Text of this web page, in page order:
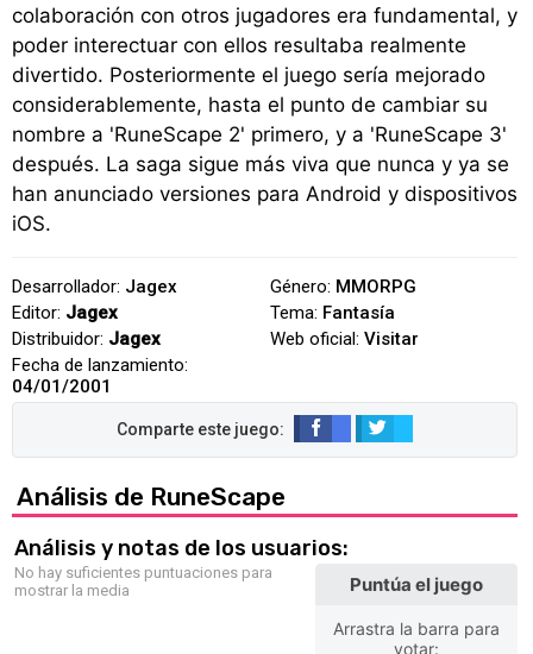
colaboración con otros jugadores era fundamental, y
poder interectuar con ellos resultaba realmente
divertido. Posteriormente el juego sería mejorado
considerablemente, hasta el punto de cambiar su
nombre a 'RuneScape 2' primero, y a 'RuneScape 3'
después. La saga sigue más viva que nunca y ya se
han anunciado versiones para Android y dispositivos
iOS.
Desarrollador: Jagex
Editor: Jagex
Distribuidor: Jagex
Fecha de lanzamiento:
04/01/2001
Género: MMORPG
Tema: Fantasía
Web oficial: Visitar
Análisis de RuneScape
Análisis y notas de los usuarios:
No hay suficientes puntuaciones para
mostrar la media
Puntúa el juego
Arrastra la barra para
votar: